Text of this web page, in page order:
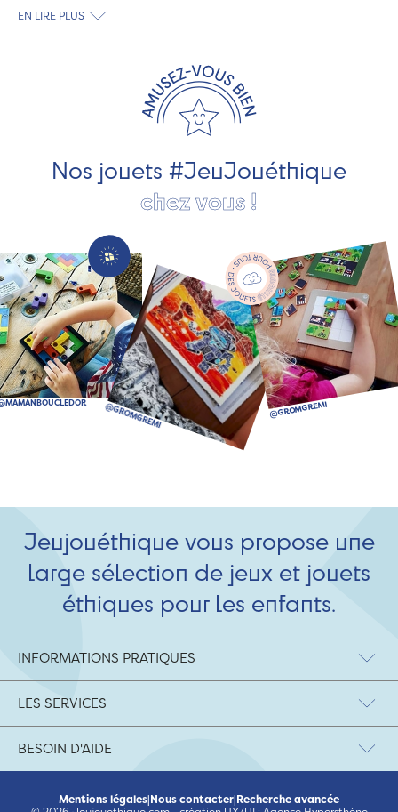
découvrez le plus grand choix de jouets en bois
les jeux et jouets en bois de qualité et engagés dans le
développement durable. Ils nous fabriquent des jouets
pour les jeunes enfants, des jeux d'éveil, des jeux de
société, des jouets d'imitation, des jeux de plein air, ... et
EN LIRE PLUS
Nos jouets #JeuJouéthique
chez vous !
Jeujouéthique vous propose une
large sélection de jeux et jouets
éthiques pour les enfants.
INFORMATIONS PRATIQUES
LES SERVICES
BESOIN D'AIDE
Mentions légales|Nous contacter|Recherche avancée